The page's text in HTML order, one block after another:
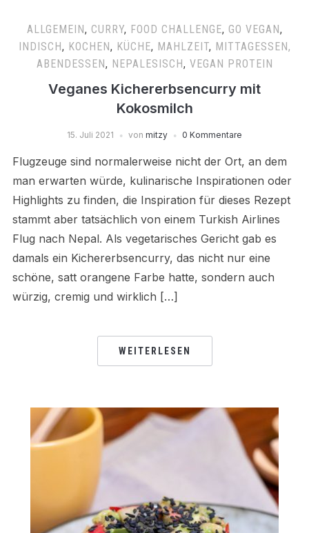
ALLGEMEIN, CURRY, FOOD CHALLENGE, GO VEGAN,
INDISCH, KOCHEN, KÜCHE, MAHLZEIT, MITTAGESSEN,
ABENDESSEN, NEPALESISCH, VEGAN PROTEIN
Veganes Kichererbsencurry mit
Kokosmilch
15. Juli 2021 von mitzy 0 Kommentare
Flugzeuge sind normalerweise nicht der Ort, an dem
man erwarten würde, kulinarische Inspirationen oder
Highlights zu finden, die Inspiration für dieses Rezept
stammt aber tatsächlich von einem Turkish Airlines
Flug nach Nepal. Als vegetarisches Gericht gab es
damals ein Kichererbsencurry, das nicht nur eine
schöne, satt orangene Farbe hatte, sondern auch
würzig, cremig und wirklich […]
WEITERLESEN